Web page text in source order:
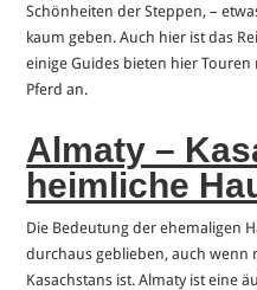
Schönheiten der Steppen, –
kaum geben. Auch hier ist das
einige Guides bieten hier
Pferd an.
Almaty –
heimliche
Die Bedeutung der ehemaligen
durchaus geblieben, auch wenn
Kasachstans ist. Almaty ist eine